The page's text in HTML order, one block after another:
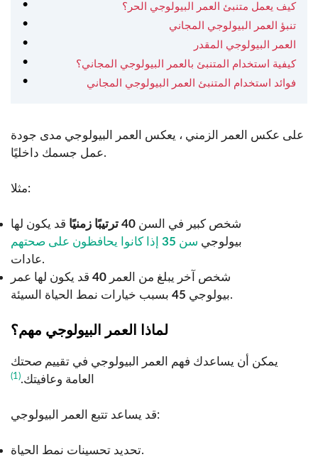
كيف يعمل متنبئ العمر البيولوجي الحر؟
تنبؤ العمر البيولوجي المجاني
العمر البيولوجي المقدر
كيفية استخدام المتنبئ بالعمر البيولوجي المجاني؟
فوائد استخدام المتنبئ العمر البيولوجي المجاني
على عكس العمر الزمني ، يعكس العمر البيولوجي مدى جودة
عمل جسمك داخليًا.
مثلا:
شخص كبير في السن 40 ترتيبًا زمنيًا
قد يكون لها
بيولوجي سن 35 إذا كانوا يحافظون على صحتهم
عادات.
شخص آخر يبلغ من العمر 40 قد يكون لها عمر
بيولوجي 45 بسبب خيارات نمط الحياة السيئة.
لماذا العمر البيولوجي مهم؟
يمكن أن يساعدك فهم العمر البيولوجي في تقييم صحتك
العامة وعافيتك.(1)
قد يساعد تتبع العمر البيولوجي:
تحديد تحسينات نمط الحياة.